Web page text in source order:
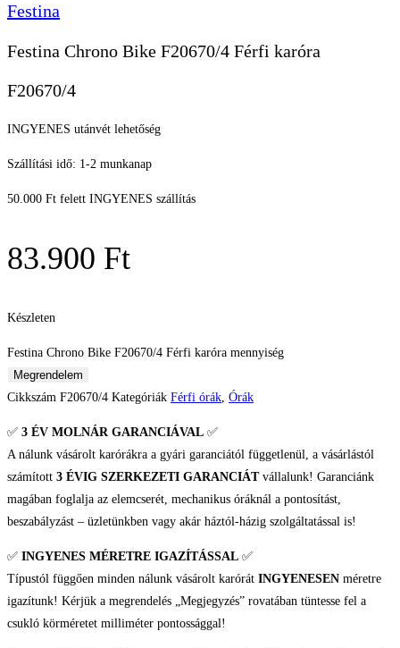
Festina
Festina Chrono Bike F20670/4 Férfi karóra
F20670/4
INGYENES utánvét lehetőség
Szállítási idő: 1-2 munkanap
50.000 Ft felett INGYENES szállítás
83.900 Ft
Készleten
Festina Chrono Bike F20670/4 Férfi karóra mennyiség
Megrendelem
Cikkszám F20670/4 Kategóriák Férfi órák, Órák
✅ 3 ÉV MOLNÁR GARANCIÁVAL ✅
A nálunk vásárolt karórákra a gyári garanciától függetlenül, a vásárlástól
számított 3 ÉVIG SZERKEZETI GARANCIÁTvállalunk! Garanciánk
magában foglalja az elemcserét, mechanikus óráknál a pontosítást,
beszabályzást – üzletünkben vagy akár háztól-házig szolgáltatással is!
✅ INGYENES MÉRETRE IGAZÍTÁSSAL ✅
Típustól függően minden nálunk vásárolt karórát INGYENESEN méretre
igazítunk! Kérjük a megrendelés „Megjegyzés” rovatában tüntesse fel a
csukló körméretet milliméter pontossággal!